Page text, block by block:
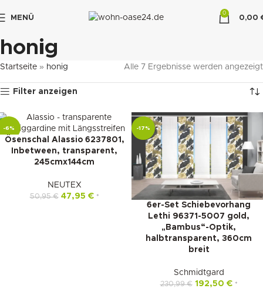
MENÜ
0
0,00
honig
Startseite » honig Alle 7 Ergebnisse werden angezeigt
Filter anzeigen
-6%
Ösenschal Alassio 6237801,
Inbetween, transparent,
245cmx144cm
NEUTEX
50,95€ 47,95 € *
-17%
6er-Set Schiebevorhang
Lethi 96371-5007 gold,
„Bambus“-Optik,
halbtransparent, 360cm
breit
Schmidtgard
230,99€ 192,50 € *